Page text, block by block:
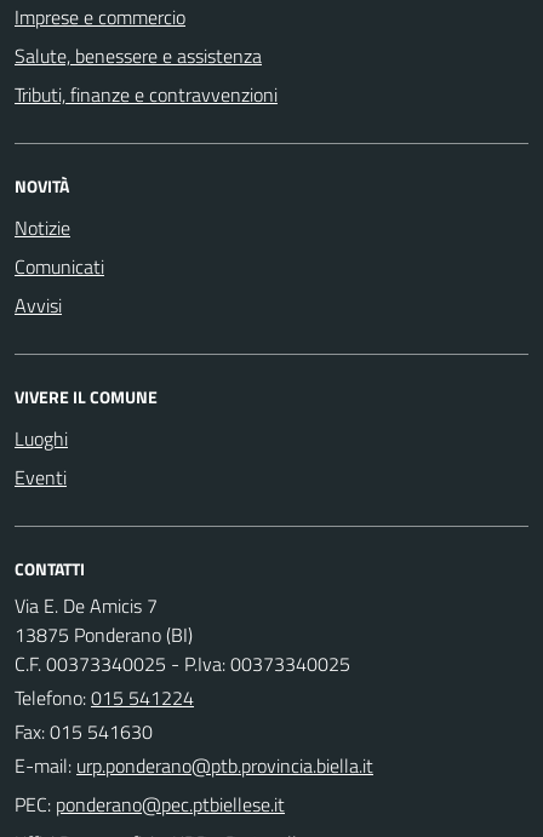
Imprese e commercio
Salute, benessere e assistenza
Tributi, finanze e contravvenzioni
NOVITÀ
Notizie
Comunicati
Avvisi
VIVERE IL COMUNE
Luoghi
Eventi
CONTATTI
Via E. De Amicis 7
13875 Ponderano (BI)
C.F. 00373340025 - P.Iva: 00373340025
Telefono:015 541224
Fax: 015 541630
E-mail:
PEC: